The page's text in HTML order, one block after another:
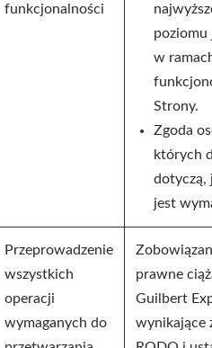
funkcjonalności
poziomu
w
Strony.
Zgoda
których
dotyczą,
jest
Przeprowadzenie
wszystkich
operacji
wymaganych do
prawne
Guilbert
wynikające